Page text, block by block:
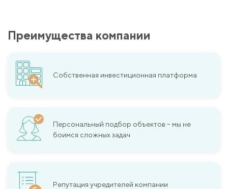
Преимущества компании
Собственная инвестиционная платформа
Персональный подбор объектов – мы не
боимся сложных задач
Репутация учредителей компании